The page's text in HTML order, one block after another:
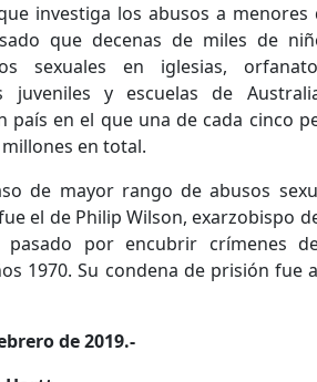
investiga los abusos a
que decenas de miles de
sexuales en iglesias,
juveniles y escuelas de
país en el que una de cada cinco
en total.
de mayor rango de abusos
el de Philip Wilson, exarzobispo
pasado por encubrir crímenes
1970. Su condena de prisión fue
de 2019.-